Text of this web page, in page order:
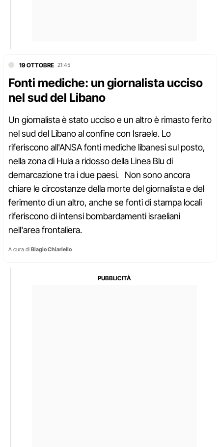
19 OTTOBRE 21:45
Fonti mediche: un giornalista ucciso
nel sud del Libano
Un giornalista è stato ucciso e un altro è rimasto ferito
nel sud del Libano al confine con Israele. Lo
riferiscono all'ANSA fonti mediche libanesi sul posto,
nella zona di Hula a ridosso della Linea Blu di
demarcazione tra i due paesi. Non sono ancora
chiare le circostanze della morte del giornalista e del
ferimento di un altro, anche se fonti di stampa locali
riferiscono di intensi bombardamenti israeliani
nell'area frontaliera.
A cura di Biagio Chiariello